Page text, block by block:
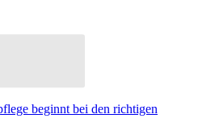
beginnt bei den richtigen